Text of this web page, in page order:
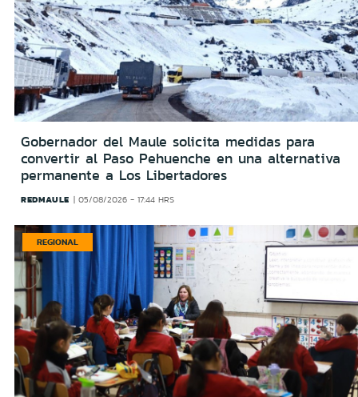
Gobernador del Maule solicita medidas para
convertir al Paso Pehuenche en una alternativa
permanente a Los Libertadores
REDMAULE 05/08/2026 - 17:44 HRS
REGIONAL